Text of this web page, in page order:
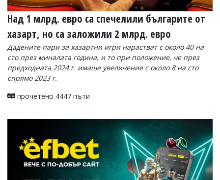
Над 1 млрд. евро са спечелили българите от
хазарт, но са заложили 2 млрд. евро
Дадените пари за хазартни игри нарастват с около 40 на
сто през миналата година, и то при положение, че през
предходната 2024 г. имаше увеличение с около 8 на сто
спрямо 2023 г.
прочетено 4447 пъти